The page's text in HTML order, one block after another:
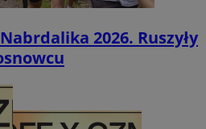
2026. Ruszyły